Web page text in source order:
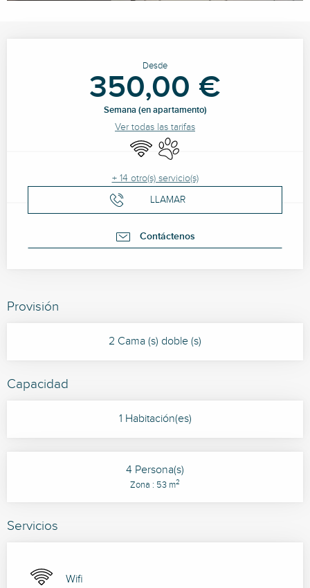
Desde
350,00 €
Semana (en apartamento)
Ver todas las tarifas
Wifi Se aceptan animales
+ 14 otro(s) servicio(s)
LLAMAR
Contáctenos
Provisión
2 Cama (s) doble (s)
Capacidad
1 Habitación(es)
4 Persona(s)
Zona : 53 m2
Servicios
Wifi